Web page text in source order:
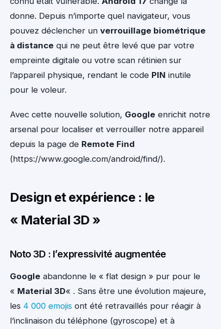
donne. Depuis n’importe quel navigateur, vous
pouvez déclencher un verrouillage biométrique
à distance qui ne peut être levé que par votre
empreinte digitale ou votre scan rétinien sur
l’appareil physique, rendant le code PIN inutile
pour le voleur.
Avec cette nouvelle solution, Google enrichit notre
arsenal pour localiser et verrouiller notre appareil
depuis la page de Remote Find
(https://www.google.com/android/find/).
Design et expérience : le
« Material 3D »
Noto 3D : l’expressivité augmentée
Google abandonne le « flat design » pur pour le
« Material 3D« . Sans être une évolution majeure,
les 4 000 emojis ont été retravaillés pour réagir à
l’inclinaison du téléphone (gyroscope) et à